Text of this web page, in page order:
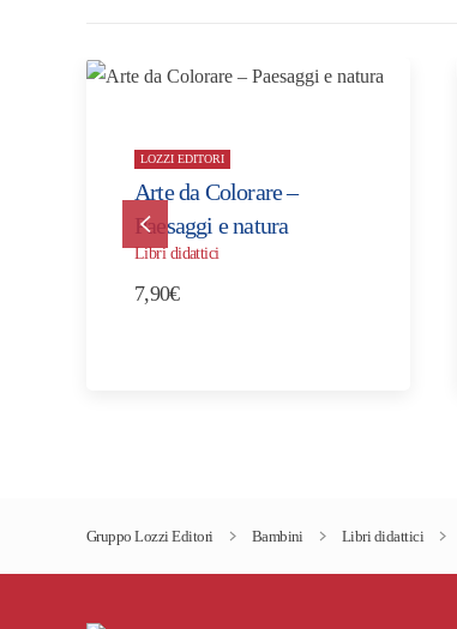
LOZZI EDITORI
Arte da Colorare –
Paesaggi e natura
Libri didattici
7,90€
Gruppo Lozzi Editori Bambini Libri didattici